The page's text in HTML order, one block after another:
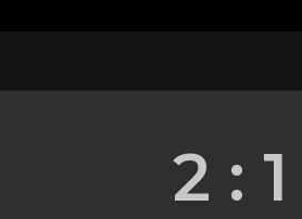
2 : 1